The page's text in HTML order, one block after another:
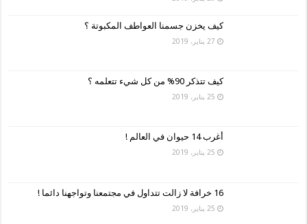
كيف يخزن جسمنا العواطف المكبوتة ؟
27 يناير، 2019
كيف تتذكر 90% من كل شيء تتعلمه ؟
25 يناير، 2019
أغرب 14 حيوان في العالم !
25 يناير، 2019
16 خرافة لا زالت تتداول في مجتمعنا وتواجهنا دائما !
25 يناير، 2019